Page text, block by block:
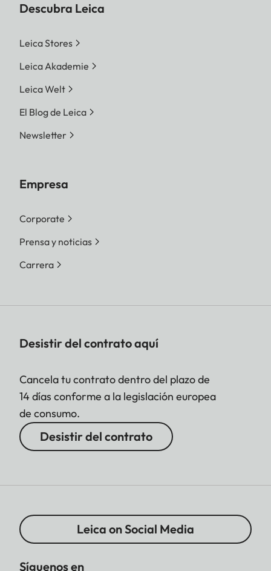
Descubra Leica
Leica Stores
Leica Akademie
Leica Welt
El Blog de Leica
Newsletter
Empresa
Corporate
Prensa y noticias
Carrera
Desistir del contrato aquí
Cancela tu contrato dentro del plazo de
14 días conforme a la legislación europea
de consumo.
Desistir del contrato
Leica on Social Media
Síguenos en